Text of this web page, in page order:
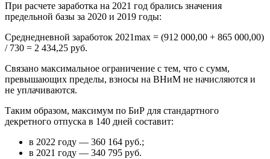
При расчете заработка на 2021 год брались значения
предельной базы за 2020 и 2019 годы:
Среднедневной заработок 2021max = (912 000,00 + 865 000,00)
/ 730 = 2 434,25 руб.
Связано максимальное ограничение с тем, что с сумм,
превышающих пределы, взносы на ВНиМ не начисляются и
не уплачиваются.
Таким образом, максимум по БиР для стандартного
декретного отпуска в 140 дней составит:
в 2022 году — 360 164 руб.;
в 2021 году — 340 795 руб.